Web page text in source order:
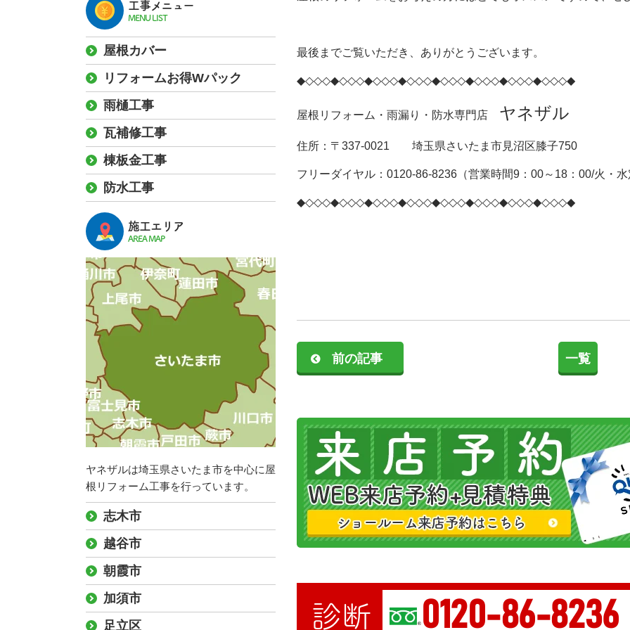
最後までご覧いただき、ありがとうございます。
◆◇◇◇◆◇◇◇◆◇◇◇◆◇◇◇◆◇◇◇◆◇◇◇◆◇◇◇◆◇◇◇◆
屋根リフォーム・雨漏り・防水専門店 ヤネザル
住所：〒337-0021 埼玉県さいたま市見沼区膝子750
フリーダイヤル：0120-86-8236（営業時間9：00～18：00/火・
◆◇◇◇◆◇◇◇◆◇◇◇◆◇◇◇◆◇◇◇◆◇◇◇◆◇◇◇◆◇◇◇◆
前の記事 一覧
診断 0120-86-8236
工事メニュー
MENU LIST
屋根カバー
リフォームお得Wパック
雨樋工事
瓦補修工事
棟板金工事
防水工事
施工エリア
AREA MAP
ヤネザルは埼玉県さいたま市を中心に屋
根リフォーム工事を行っています。
志木市
越谷市
朝霞市
加須市
足立区